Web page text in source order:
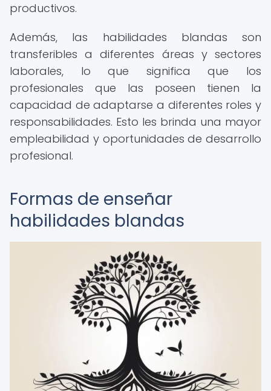
productivos.
Además, las habilidades blandas son
transferibles a diferentes áreas y sectores
laborales, lo que significa que los
profesionales que las poseen tienen la
capacidad de adaptarse a diferentes roles y
responsabilidades. Esto les brinda una mayor
empleabilidad y oportunidades de desarrollo
profesional.
Formas de enseñar
habilidades blandas